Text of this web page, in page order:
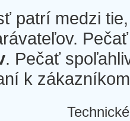
patrí medzi
. Pečať
k